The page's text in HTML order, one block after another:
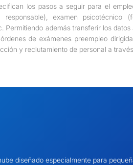
los pasos a seguir para el
examen psicotécnico
Permitiendo además transferir los datos
de exámenes preempleo
y reclutamiento de personal a
diseñado especialmente para